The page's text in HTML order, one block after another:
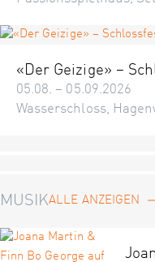
«Der Geizige» –
05.08. – 05.09.2026
Wasserschloss,
MUSIKALLE ANZEIGEN